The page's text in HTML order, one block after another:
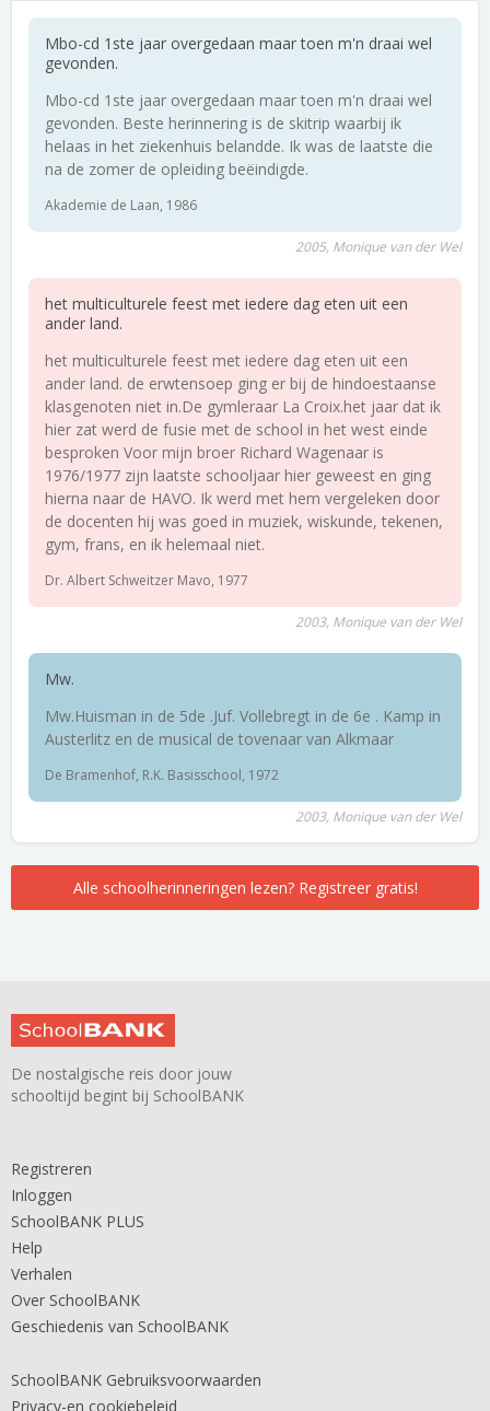
Mbo-cd 1ste jaar overgedaan maar toen m'n draai wel
gevonden.
Mbo-cd 1ste jaar overgedaan maar toen m'n draai wel
gevonden. Beste herinnering is de skitrip waarbij ik
helaas in het ziekenhuis belandde. Ik was de laatste die
na de zomer de opleiding beëindigde.
Akademie de Laan, 1986
2005, Monique van der Wel
het multiculturele feest met iedere dag eten uit een
ander land.
het multiculturele feest met iedere dag eten uit een
ander land. de erwtensoep ging er bij de hindoestaanse
klasgenoten niet in.De gymleraar La Croix.het jaar dat ik
hier zat werd de fusie met de school in het west einde
besproken Voor mijn broer Richard Wagenaar is
1976/1977 zijn laatste schooljaar hier geweest en ging
hierna naar de HAVO. Ik werd met hem vergeleken door
de docenten hij was goed in muziek, wiskunde, tekenen,
gym, frans, en ik helemaal niet.
Dr. Albert Schweitzer Mavo, 1977
2003, Monique van der Wel
Mw.
Mw.Huisman in de 5de .Juf. Vollebregt in de 6e . Kamp in
Austerlitz en de musical de tovenaar van Alkmaar
De Bramenhof, R.K. Basisschool, 1972
2003, Monique van der Wel
Alle schoolherinneringen lezen? Registreer gratis!
De nostalgische reis door jouw
schooltijd begint bij SchoolBANK
Registreren
Inloggen
SchoolBANK PLUS
Help
Verhalen
Over SchoolBANK
Geschiedenis van SchoolBANK
SchoolBANK Gebruiksvoorwaarden
Privacy-en cookiebeleid